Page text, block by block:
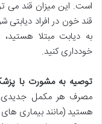
است. این میزان قند می
قند خون در افراد دیابتی
به دیابت مبتلا
خودداری کنید.
توصیه به مشورت با
مصرف هر مکمل
هستید (مانند بیماری